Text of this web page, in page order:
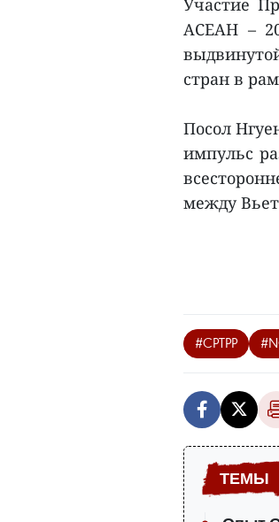
Участие
АСЕАН –
стран в
Посол
импульс
между
#CPTPP